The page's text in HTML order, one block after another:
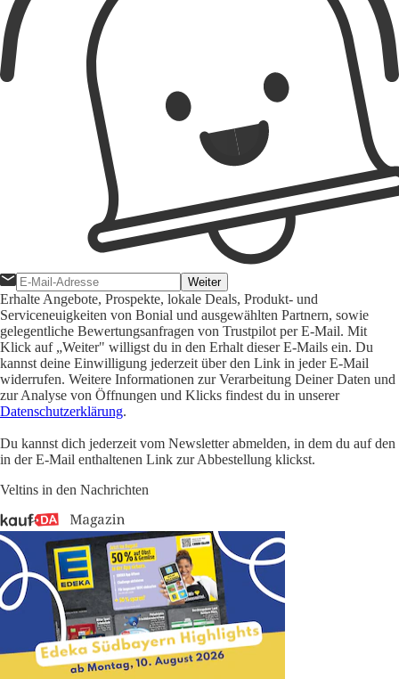
Weiter
Erhalte Angebote, Prospekte, lokale Deals, Produkt- und
Serviceneuigkeiten von Bonial und ausgewählten Partnern, sowie
gelegentliche Bewertungsanfragen von Trustpilot per E-Mail. Mit
Klick auf „Weiter" willigst du in den Erhalt dieser E-Mails ein. Du
kannst deine Einwilligung jederzeit über den Link in jeder E-Mail
widerrufen. Weitere Informationen zur Verarbeitung Deiner Daten und
zur Analyse von Öffnungen und Klicks findest du in unserer
Datenschutzerklärung.
Du kannst dich jederzeit vom Newsletter abmelden, in dem du auf den
in der E-Mail enthaltenen Link zur Abbestellung klickst.
Veltins in den Nachrichten